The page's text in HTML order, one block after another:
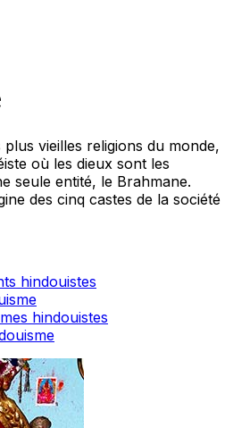
plus vieilles religions du monde,
où les dieux sont les
seule entité, le Brahmane.
des cinq castes de la société
hindouistes
hindouistes